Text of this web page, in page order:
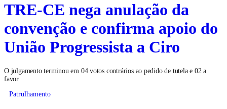
TRE-CE nega anulação da
convenção e confirma apoio do
União Progressista a Ciro
O julgamento terminou em 04 votos contrários ao pedido de tutela e 02 a
favor
Patrulhamento